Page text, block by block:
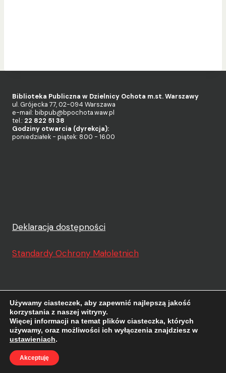
Biblioteka Publiczna w Dzielnicy Ochota m.st. Warszawy
ul. Grójecka 77, 02-094 Warszawa
e-mail: bibpub@bpochota.waw.pl
tel.: 22 822 51 38
Godziny otwarcia (dyrekcja):
poniedziałek - piątek: 8.00 - 16.00
Deklaracja dostępności
Standardy Ochrony Małoletnich
© 2026 Biblioteka Publiczna w Dzielnicy Ochota
m.st. Warszawy Motyw WordPress, autor:Kadence
Używamy ciasteczek, aby zapewnić najlepszą jakość
korzystania z naszej witryny.
Więcej informacji na temat plików ciasteczka, których
używamy, oraz możliwości ich wyłączenia znajdziesz w
ustawieniach.
Akceptuję